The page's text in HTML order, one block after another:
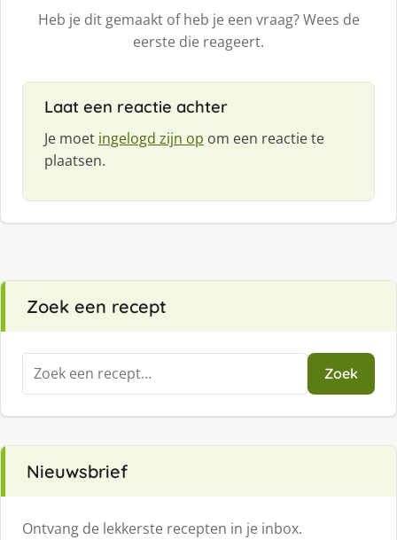
Heb je dit gemaakt of heb je een vraag? Wees de
eerste die reageert.
Laat een reactie achter
Je moet ingelogd zijn op om een reactie te
plaatsen.
Zoek een recept
Zoeken
naar:
Zoek
Nieuwsbrief
Ontvang de lekkerste recepten in je inbox.